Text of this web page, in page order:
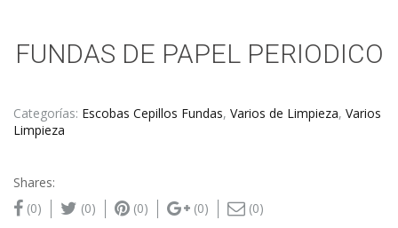
FUNDAS DE PAPEL PERIODICO
Categorías: Escobas Cepillos Fundas, Varios de Limpieza, Varios
Limpieza
Shares:
(0)
(0) (0) (0) (0)